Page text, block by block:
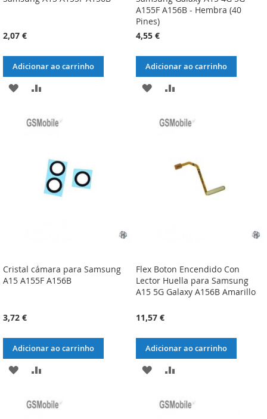
2,07 €
Adicionar ao carrinho
ADICIONAR
LISTA
DESEJOS
COMPARAÇÃO
A155F A156B - Hembra (40
Pines)
4,55 €
Adicionar ao carrinho
ADICIONAR
LISTA
DESEJOS
ADICIONAR
COMPARAÇÃO
Cristal cámara para Samsung
A15 A155F A156B
3,72 €
Adicionar ao carrinho
ADICIONAR
LISTACOMPARAÇÃO
Flex Boton Encendido Con
Lector Huella para Samsung
A15 5G Galaxy A156B Amarillo
11,57 €
Adicionar ao carrinho
ADICIONAR
LISTA
ADICIONAR
COMPARAÇÃO